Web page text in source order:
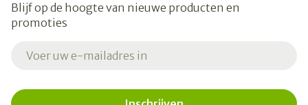
Blijf op de hoogte van nieuwe producten en
promoties